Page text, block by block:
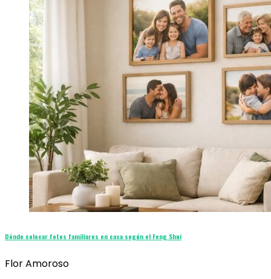
Dónde colocar fotos familiares en casa según el Feng Shui
Flor Amoroso